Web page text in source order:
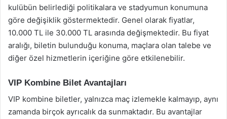
kulübün belirlediği politikalara ve stadyumun konumuna
göre değişiklik göstermektedir. Genel olarak fiyatlar,
10.000 TL ile 30.000 TL arasında değişmektedir. Bu fiyat
aralığı, biletin bulunduğu konuma, maçlara olan talebe ve
diğer özel hizmetlerin içeriğine göre etkilenebilir.
VIP Kombine Bilet Avantajları
VIP kombine biletler, yalnızca maç izlemekle kalmayıp, aynı
zamanda birçok ayrıcalık da sunmaktadır. Bu avantajlar